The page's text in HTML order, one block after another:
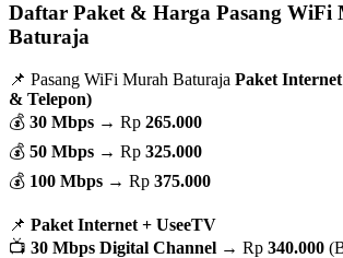
Daftar Paket & Harga Pasang WiFi
Baturaja
📌 Pasang WiFi Murah Baturaja Paket
& Telepon)
💰 30 Mbps → Rp 265.000
💰 50 Mbps → Rp 325.000
💰 100 Mbps → Rp 375.000
📌 Paket Internet + UseeTV
📺 30 Mbps Digital Channel → Rp 340.000